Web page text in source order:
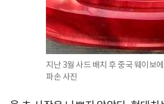
지난 3월 사드 배치 후 중국 웨이보
파손 사진